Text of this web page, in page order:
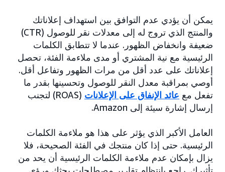
يمكن أن يؤدي عدم التوافق بين استهداف إعلاناتك
والمنتج الذي تروج له إلى معدلات نقر للوصول (CTR)
ضعيفة وانخفاض الظهور. عندما لا تتطابق الكلمات
الرئيسية مع نية المشتري أو مدى ملاءمة الفئة، تحصل
إعلاناتك على عدد أقل من مرات الظهور وتفاعل أقل.
أوصي بمراقبة معدل النقر للوصول وتحسينها بقدر ما
تفعل مع عائد الإنفاق على الإعلانات
(ROAS) لتجنب
إرسال إشارة سيئة إلى Amazon.
العامل الأكبر الذي يؤثر على هذا هو ملاءمة الكلمات
الرئيسية. حتى إذا كان منتجك في الفئة الصحيحة، فلا
يزال بإمكان عدم ملاءمة الكلمات الرئيسية أن يحد من